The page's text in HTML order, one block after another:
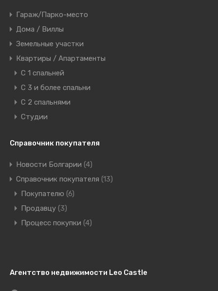
Гараж/Парко-место
Дома / Виллы
Земельные участки
Квартиры / Апартаменты
C 1 спальней
C 3 и более спальни
С 2 спальнями
Студии
Справочник покупателя
Новости Болгарии (4)
Справочник покупателя (13)
Покупателю (6)
Продавцу (3)
Процесс покупки (4)
Агентство недвижимости Leo Castle